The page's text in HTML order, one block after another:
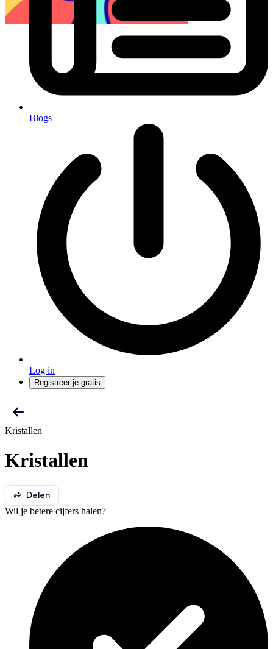
Blogs
Log in
Registreer je gratis
Kristallen
Kristallen
Delen
Wil je betere cijfers halen?